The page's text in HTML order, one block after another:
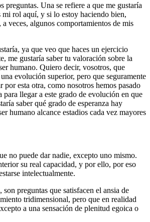
preguntas. Una se refiere a que me gustaría
mi rol aquí, y si lo estoy haciendo bien,
a veces, algunos comportamientos de mis
ya que veo que haces un ejercicio
me gustaría saber tu valoración sobre la
humano. Quiero decir, vosotros, que
evolución superior, pero que seguramente
por esta otra, como nosotros hemos pasado
llegar a este grado de evolución en que
saber qué grado de esperanza hay
humano alcance estadios cada vez mayores
no puede dar nadie, excepto uno mismo.
su real capacidad, y por ello, por eso
intelectualmente.
son preguntas que satisfacen el ansia de
tridimensional, pero que en realidad
a una sensación de plenitud egoica o